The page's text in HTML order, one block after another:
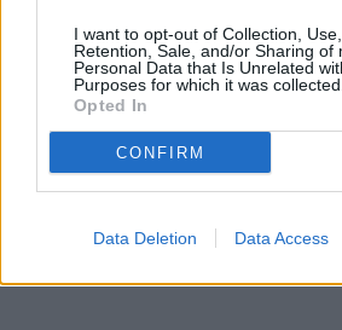
I want to opt-out of Collection, Use,
Retention, Sale, and/or Sharing of
Personal Data that Is Unrelated
Purposes for which it was collected.
Opted In
CONFIRM
Data Deletion Data Access